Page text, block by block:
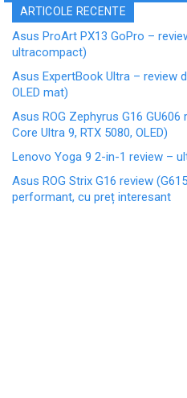
ARTICOLE RECENTE
Asus ProArt PX13 GoPro –
ultracompact)
Asus ExpertBook Ultra – review
OLED mat)
Asus ROG Zephyrus G16
Core Ultra 9, RTX 5080, OLED)
Lenovo Yoga 9 2-in-1 review –
Asus ROG Strix G16 review
performant, cu preț interesant